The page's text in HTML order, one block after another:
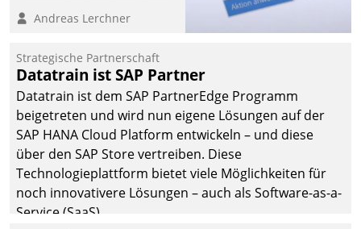
Cockpit für mobile
Datatrain. Die meravis
Wohnungsbau- und
Immobilien GmbH hat
sich dabei für den Betrieb
der Lösung über die SAP
Cloud Platform
entschieden - als erstes
Unternehmen am
Andreas Lerchner
Strategische Partnerschaft
Datatrain ist SAP Partner
Datatrain ist dem SAP PartnerEdge Programm
beigetreten und wird nun eigene Lösungen auf der
SAP HANA Cloud Platform entwickeln – und diese
über den SAP Store vertreiben. Diese
Technologieplattform bietet viele Möglichkeiten für
noch innovativere Lösungen – auch als Software-as-a-
Service (SaaS).